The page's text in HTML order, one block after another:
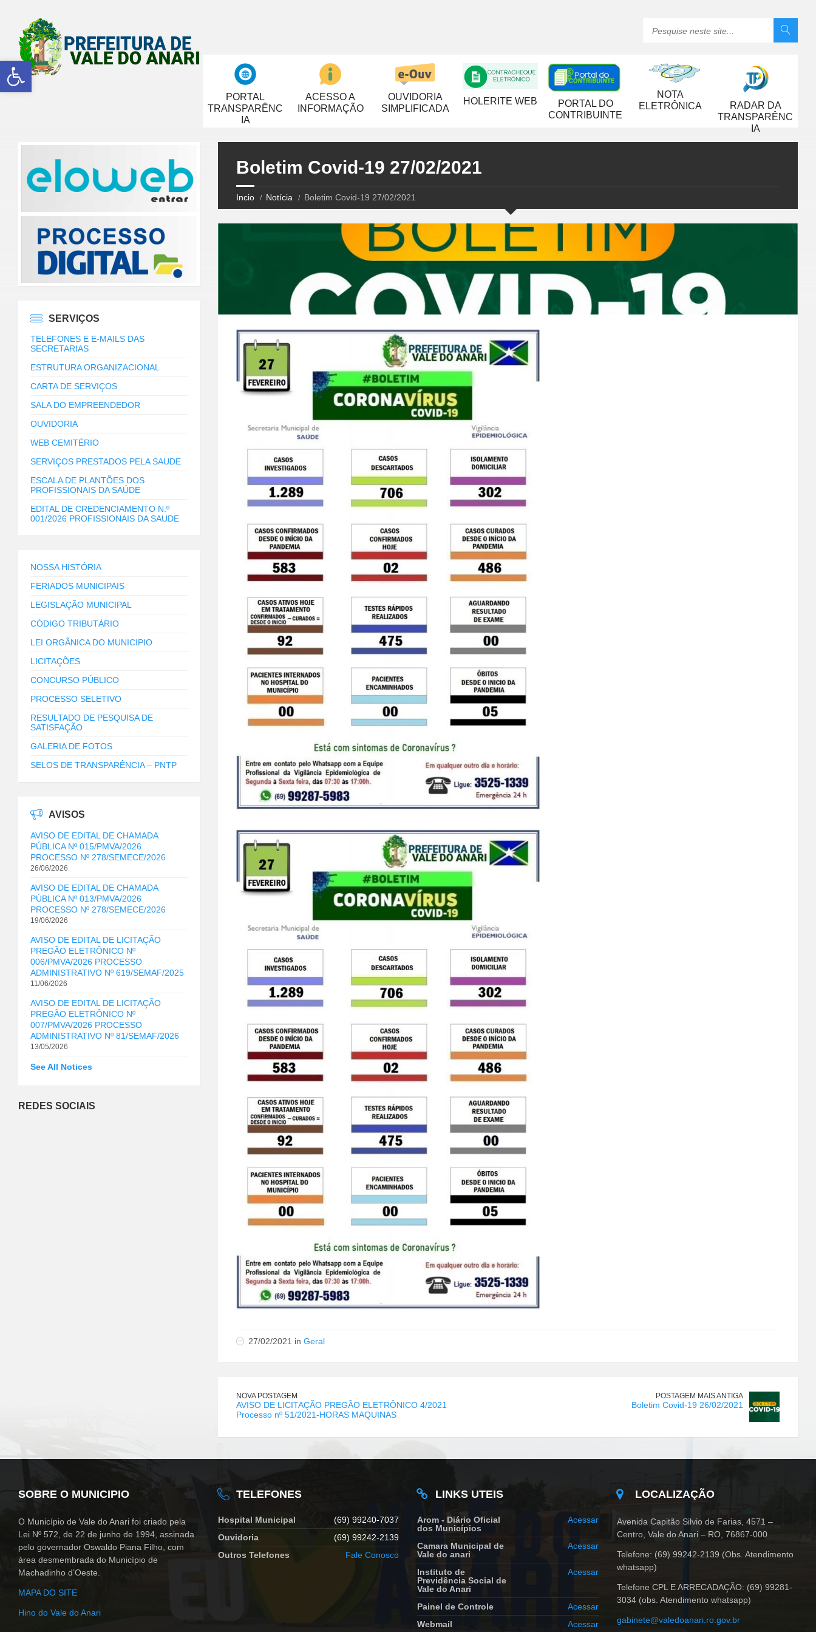
Abrir a barra de ferramentas
PORTAL
TRANSPARÊNC
IA
ACESSO A
INFORMAÇÃO
OUVIDORIA
SIMPLIFICADA
HOLERITE WEB
PORTAL DO
CONTRIBUINTE
NOTA
ELETRÔNICA
RADAR DA
TRANSPARÊNC
IA
Boletim Covid-19 27/02/2021
Incio Notícia Boletim Covid-19 27/02/2021
27/02/2021 in Geral
NOVA POSTAGEM
AVISO DE LICITAÇÃO PREGÃO ELETRÔNICO 4/2021
Processo nº 51/2021-HORAS MAQUINAS
POSTAGEM MAIS ANTIGA
Boletim Covid-19 26/02/2021
SERVIÇOS
TELEFONES E E-MAILS DAS
SECRETARIAS
ESTRUTURA ORGANIZACIONAL
CARTA DE SERVIÇOS
SALA DO EMPREENDEDOR
OUVIDORIA
WEB CEMITÉRIO
SERVIÇOS PRESTADOS PELA SAUDE
ESCALA DE PLANTÕES DOS
PROFISSIONAIS DA SAÚDE
EDITAL DE CREDENCIAMENTO N.º
001/2026 PROFISSIONAIS DA SAUDE
NOSSA HISTÓRIA
FERIADOS MUNICIPAIS
LEGISLAÇÃO MUNICIPAL
CÓDIGO TRIBUTÁRIO
LEI ORGÂNICA DO MUNICIPIO
LICITAÇÕES
CONCURSO PÚBLICO
PROCESSO SELETIVO
RESULTADO DE PESQUISA DE
SATISFAÇÃO
GALERIA DE FOTOS
SELOS DE TRANSPARÊNCIA – PNTP
AVISOS
AVISO DE EDITAL DE CHAMADA
PÚBLICA Nº 015/PMVA/2026
PROCESSO Nº 278/SEMECE/2026
26/06/2026
AVISO DE EDITAL DE CHAMADA
PÚBLICA Nº 013/PMVA/2026
PROCESSO Nº 278/SEMECE/2026
19/06/2026
AVISO DE EDITAL DE LICITAÇÃO
PREGÃO ELETRÔNICO Nº
006/PMVA/2026 PROCESSO
ADMINISTRATIVO Nº 619/SEMAF/2025
11/06/2026
AVISO DE EDITAL DE LICITAÇÃO
PREGÃO ELETRÔNICO Nº
007/PMVA/2026 PROCESSO
ADMINISTRATIVO Nº 81/SEMAF/2026
13/05/2026
See All Notices
REDES SOCIAIS
SOBRE O MUNICIPIO
O Município de Vale do Anari foi criado pela
Lei Nº 572, de 22 de junho de 1994, assinada
pelo governador Oswaldo Piana Filho, com
área desmembrada do Município de
Machadinho d’Oeste.
MAPA DO SITE
Hino do Vale do Anari
TELEFONES
Hospital Municipal
(69) 99240-7037
Ouvidoria
(69) 99242-2139
Outros Telefones
Fale Conosco
LINKS UTEIS
Arom - Diário Oficial
dos Municípios
Acessar
Camara Municipal de
Vale do anari
Acessar
Instituto de
Previdência Social de
Vale do Anari
Acessar
Painel de Controle
Acessar
Webmail
Acessar
LOCALIZAÇÃO
Avenida Capitão Silvio de Farias, 4571 –
Centro, Vale do Anari – RO, 76867-000
Telefone: (69) 99242-2139 (Obs. Atendimento
whatsapp)
Telefone CPL E ARRECADAÇÃO: (69) 99281-
3034 (obs. Atendimento whatsapp)
gabinete@valedoanari.ro.gov.br